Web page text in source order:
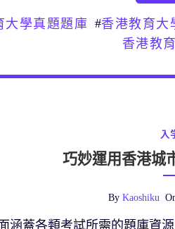
大學真題題庫 #香港教育大
香港教
入
巧妙運用香港城
By Kaoshiku
涵蓋各類考試所需的題庫資